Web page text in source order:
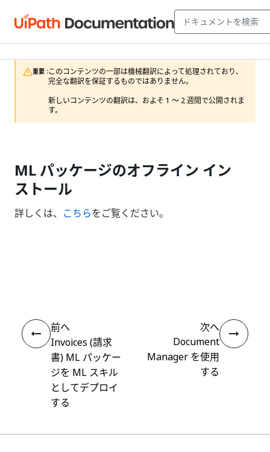
重要 :このコンテンツの一部は機械翻訳によって処理されており、
完全な翻訳を保証するものではありません。
新しいコンテンツの翻訳は、およそ 1 ～ 2 週間で公開されま
す。
ML パッケージのオフライン イン
ストール
詳しくは、 こちらをご覧ください。
前へ
Invoices (請求
書) ML パッケー
ジを ML スキル
としてデプロイ
する
次へ
Document
Manager を使用
する